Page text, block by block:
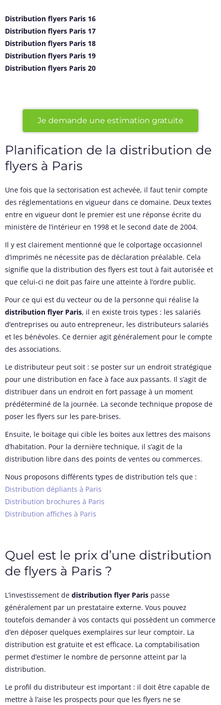
Distribution flyers Paris 16
Distribution flyers Paris 17
Distribution flyers Paris 18
Distribution flyers Paris 19
Distribution flyers Paris 20
Je demande une estimation gratuite
Planification de la distribution de
flyers à Paris
Une fois que la sectorisation est achevée, il faut tenir compte
des réglementations en vigueur dans ce domaine. Deux textes
entre en vigueur dont le premier est une réponse écrite du
ministère de l’intérieur en 1998 et le second date de 2004.
Il y est clairement mentionné que le colportage occasionnel
d’imprimés ne nécessite pas de déclaration préalable. Cela
signifie que la distribution des flyers est tout à fait autorisée et
que celui-ci ne doit pas faire une atteinte à l’ordre public.
Pour ce qui est du vecteur ou de la personne qui réalise la
distribution flyer Paris, il en existe trois types : les salariés
d’entreprises ou auto entrepreneur, les distributeurs salariés
et les bénévoles. Ce dernier agit généralement pour le compte
des associations.
Le distributeur peut soit : se poster sur un endroit stratégique
pour une distribution en face à face aux passants. Il s’agit de
distribuer dans un endroit en fort passage à un moment
prédéterminé de la journée. La seconde technique propose de
poser les flyers sur les pare-brises.
Ensuite, le boitage qui cible les boites aux lettres des maisons
d’habitation. Pour la dernière technique, il s’agit de la
distribution libre dans des points de ventes ou commerces.
Nous proposons différents types de distribution tels que :
Distribution dépliants à Paris
Distribution brochures à Paris
Distribution affiches à Paris
Quel est le prix d’une distribution
de flyers à Paris ?
L’investissement de distribution flyer Paris passe
généralement par un prestataire externe. Vous pouvez
toutefois demander à vos contacts qui possèdent un commerce
d’en déposer quelques exemplaires sur leur comptoir. La
distribution est gratuite et est efficace. La comptabilisation
permet d’estimer le nombre de personne atteint par la
distribution.
Le profil du distributeur est important : il doit être capable de
mettre à l’aise les prospects pour que les flyers ne se